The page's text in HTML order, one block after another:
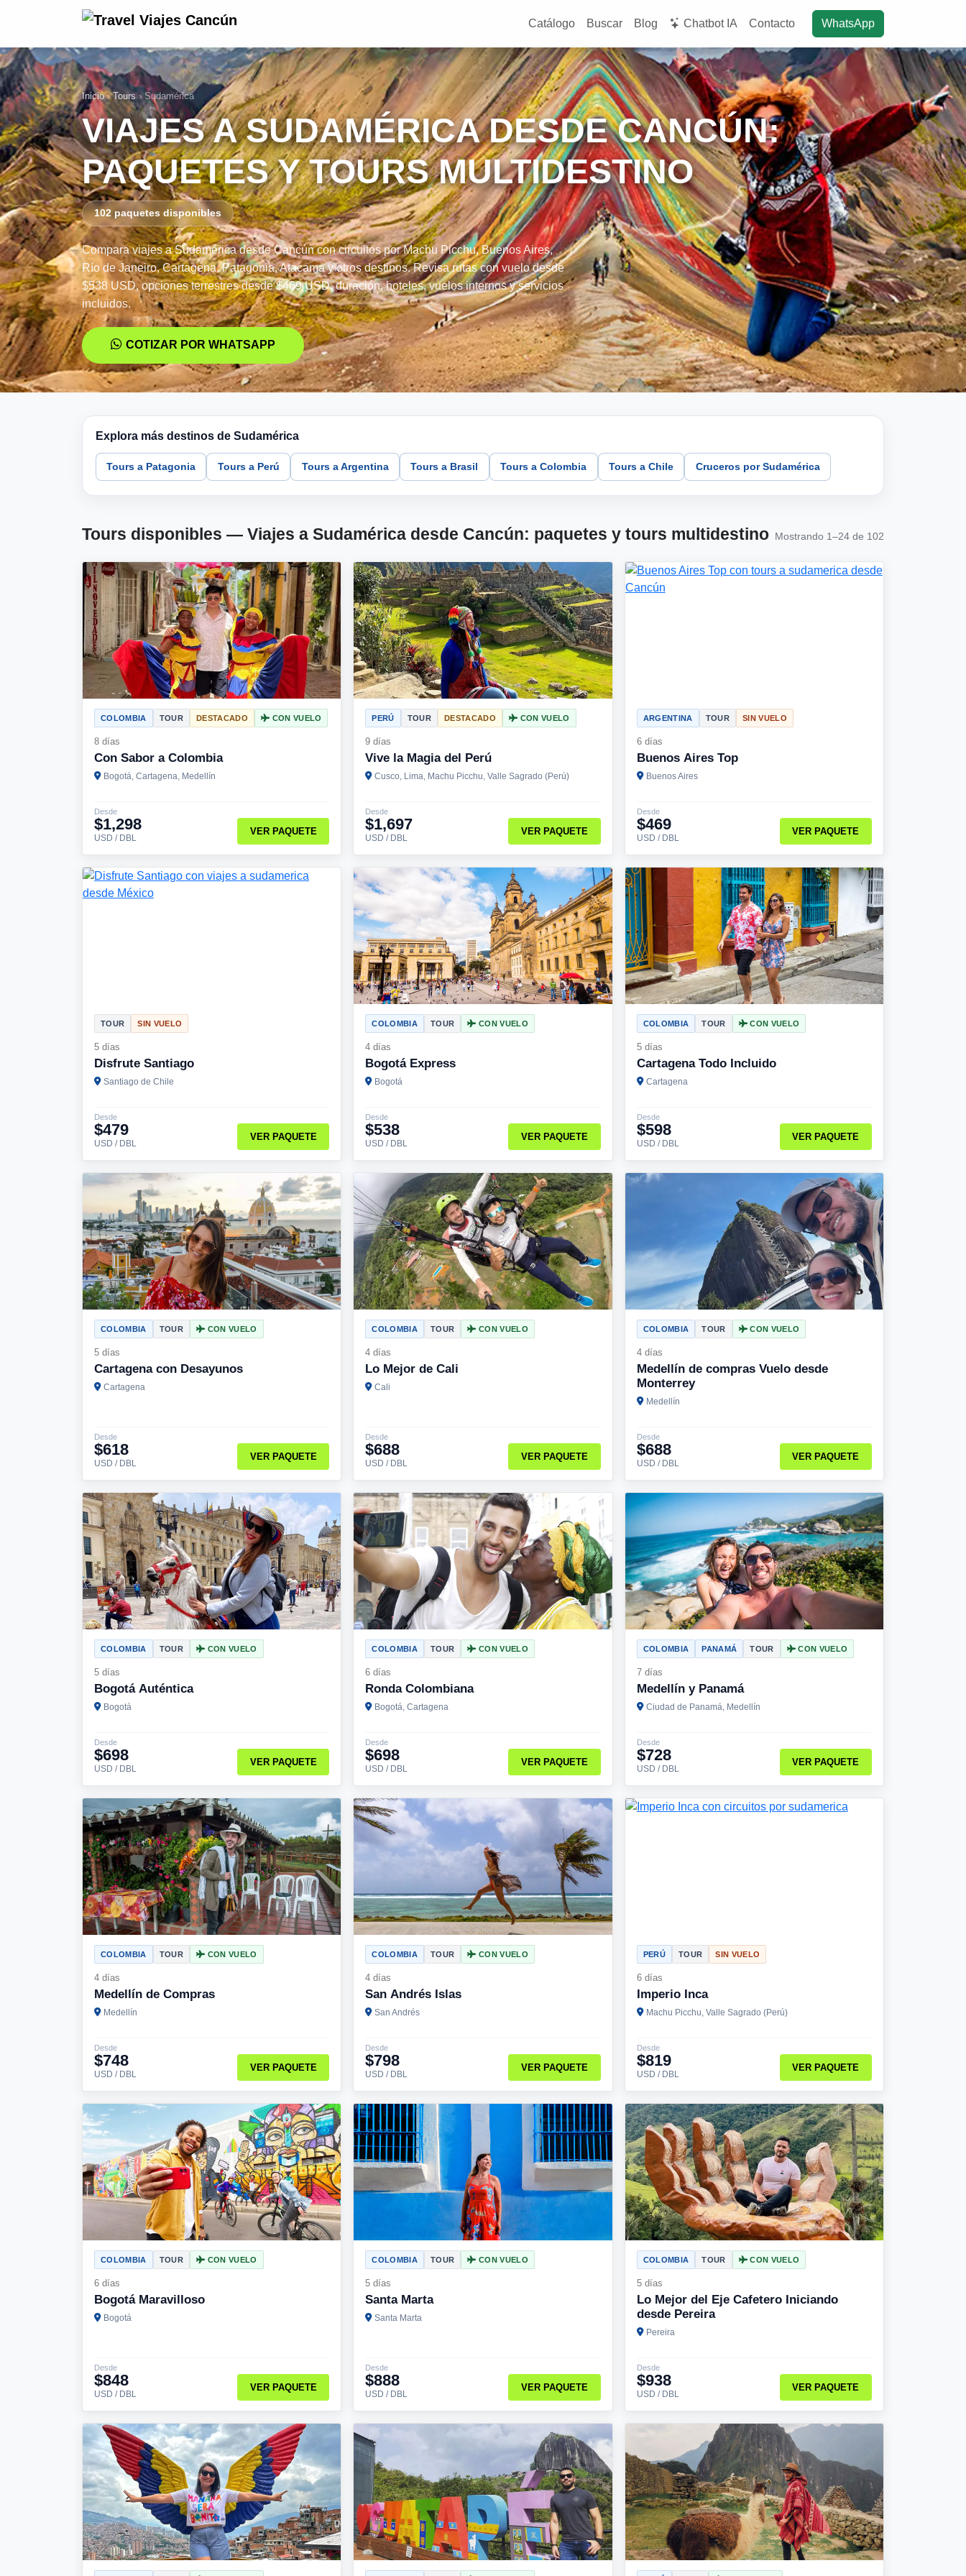
Catálogo Buscar Blog Chatbot IA Contacto WhatsApp
Inicio ›Tours › Sudamérica
VIAJES A SUDAMÉRICA DESDE CANCÚN:
PAQUETES Y TOURS MULTIDESTINO
102 paquetes disponibles
Compara viajes a Sudamérica desde Cancún con circuitos por Machu Picchu, Buenos Aires,
Río de Janeiro, Cartagena, Patagonia, Atacama y otros destinos. Revisa rutas con vuelo desde
$538 USD, opciones terrestres desde $469 USD, duración, hoteles, vuelos internos y servicios
incluidos.
COTIZAR POR WHATSAPP
Explora más destinos de Sudamérica
Tours a Patagonia Tours a Perú Tours a Argentina Tours a Brasil Tours a Colombia Tours a Chile Cruceros por Sudamérica
Tours disponibles — Viajes a Sudamérica desde Cancún: paquetes y tours multidestino Mostrando 1–24 de 102
COLOMBIA TOUR DESTACADO CON VUELO
8 días
Con Sabor a Colombia
Bogotá, Cartagena, Medellín
Desde
$1,298
USD / DBL
VER PAQUETE
PERÚ TOUR DESTACADO CON VUELO
9 días
Vive la Magia del Perú
Cusco, Lima, Machu Picchu, Valle Sagrado (Perú)
Desde
$1,697
USD / DBL
VER PAQUETE
ARGENTINA TOUR SIN VUELO
6 días
Buenos Aires Top
Buenos Aires
Desde
$469
USD / DBL
VER PAQUETE
TOUR SIN VUELO
5 días
Disfrute Santiago
Santiago de Chile
Desde
$479
USD / DBL
VER PAQUETE
COLOMBIA TOUR CON VUELO
4 días
Bogotá Express
Bogotá
Desde
$538
USD / DBL
VER PAQUETE
COLOMBIA TOUR CON VUELO
5 días
Cartagena Todo Incluido
Cartagena
Desde
$598
USD / DBL
VER PAQUETE
COLOMBIA TOUR CON VUELO
5 días
Cartagena con Desayunos
Cartagena
Desde
$618
USD / DBL
VER PAQUETE
COLOMBIA TOUR CON VUELO
4 días
Lo Mejor de Cali
Cali
Desde
$688
USD / DBL
VER PAQUETE
COLOMBIA TOUR CON VUELO
4 días
Medellín de compras Vuelo desde
Monterrey
Medellín
Desde
$688
USD / DBL
VER PAQUETE
COLOMBIA TOUR CON VUELO
5 días
Bogotá Auténtica
Bogotá
Desde
$698
USD / DBL
VER PAQUETE
COLOMBIA TOUR CON VUELO
6 días
Ronda Colombiana
Bogotá, Cartagena
Desde
$698
USD / DBL
VER PAQUETE
COLOMBIA PANAMÁ TOUR CON VUELO
7 días
Medellín y Panamá
Ciudad de Panamá, Medellín
Desde
$728
USD / DBL
VER PAQUETE
COLOMBIA TOUR CON VUELO
4 días
Medellín de Compras
Medellín
Desde
$748
USD / DBL
VER PAQUETE
COLOMBIA TOUR CON VUELO
4 días
San Andrés Islas
San Andrés
Desde
$798
USD / DBL
VER PAQUETE
PERÚ TOUR SIN VUELO
6 días
Imperio Inca
Machu Picchu, Valle Sagrado (Perú)
Desde
$819
USD / DBL
VER PAQUETE
COLOMBIA TOUR CON VUELO
6 días
Bogotá Maravilloso
Bogotá
Desde
$848
USD / DBL
VER PAQUETE
COLOMBIA TOUR CON VUELO
5 días
Santa Marta
Santa Marta
Desde
$888
USD / DBL
VER PAQUETE
COLOMBIA TOUR CON VUELO
5 días
Lo Mejor del Eje Cafetero Iniciando
desde Pereira
Pereira
Desde
$938
USD / DBL
VER PAQUETE